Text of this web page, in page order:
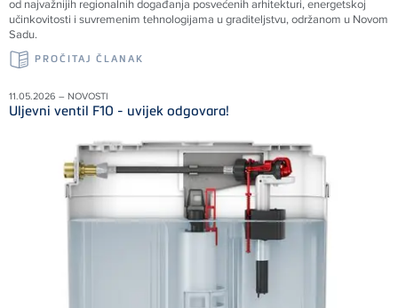
od najvažnijih regionalnih događanja posvećenih arhitekturi, energetskoj
učinkovitosti i suvremenim tehnologijama u graditeljstvu, održanom u Novom
Sadu.
PROČITAJ ČLANAK
11.05.2026 – NOVOSTI
Uljevni ventil F10 - uvijek odgovara!